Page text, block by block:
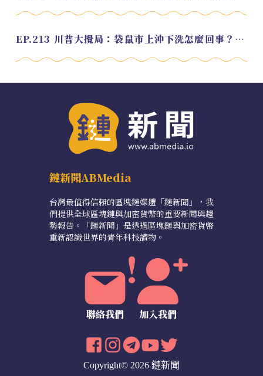
EP.213 川普大攪局：袋鼠市上沖下洗怎麼回事？feat. Alvin
鏈新聞ABMedia
台灣最值得信賴的區塊鏈媒體「鏈新聞」，我
們提供全球區塊鏈與加密貨幣的重要新聞與趨
勢報告。「鏈新聞」是透過區塊鏈與加密貨幣
重新認識世界的青年科技讀物。
聯絡我們 加入我們
Copyright© 2026 鏈新聞